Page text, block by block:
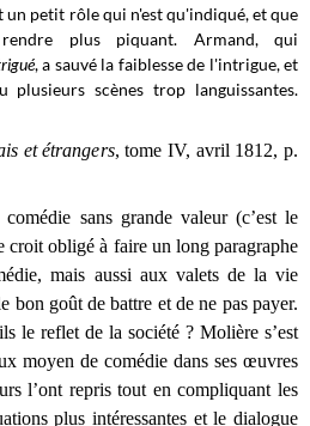
un petit rôle qui n'est qu'indiqué, et que
plus piquant. Armand, qui
, a sauvé la faiblesse de l'intrigue, et
plusieurs scènes trop languissantes.
et étrangers, tome IV, avril 1812, p.
sans grande valeur (c’est le
obligé à faire un long paragraphe
mais aussi aux valets de la vie
bon goût de battre et de ne pas payer.
le reflet de la société ? Molière s’est
moyen de comédie dans ses œuvres
l’ont repris tout en compliquant les
plus intéressantes et le dialogue